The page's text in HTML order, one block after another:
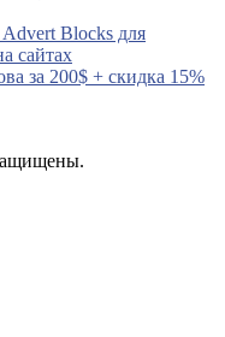
Blocks для
сайтах
за 200$ + скидка 15%